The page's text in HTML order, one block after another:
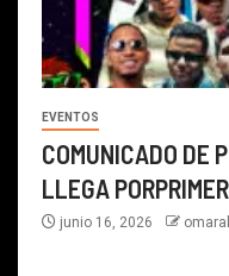
EVENTOS
COMUNICADO DE
LLEGA
junio 16, 2026